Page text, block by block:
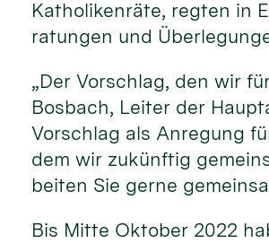
Ka­tholiken­räte, reg­ten in
ratun­gen und
„Der Vor­schlag, den wir
Bosbach, Lei­ter der
Vor­schlag als An­regung
dem wir zu­künf­tig
beiten Sie gerne
Bis Mitte Ok­to­ber 2022